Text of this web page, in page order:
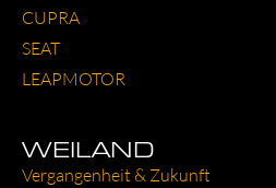
CUP­RA
SEAT
LEAP­MO­TOR
WEILAND
Ver­gan­gen­heit & Zukunft